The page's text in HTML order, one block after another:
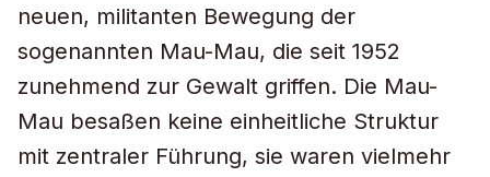
neuen, militanten Bewegung der
sogenannten Mau-Mau, die seit 1952
zunehmend zur Gewalt griffen. Die Mau-
Mau besaßen keine einheitliche Struktur
mit zentraler Führung, sie waren vielmehr